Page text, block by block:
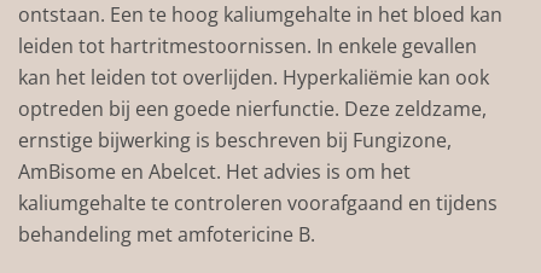
ontstaan. Een te hoog kaliumgehalte in het bloed kan
leiden tot hartritmestoornissen. In enkele gevallen
kan het leiden tot overlijden. Hyperkaliёmie kan ook
optreden bij een goede nierfunctie. Deze zeldzame,
ernstige bijwerking is beschreven bij Fungizone,
AmBisome en Abelcet. Het advies is om het
kaliumgehalte te controleren voorafgaand en tijdens
behandeling met amfotericine B.